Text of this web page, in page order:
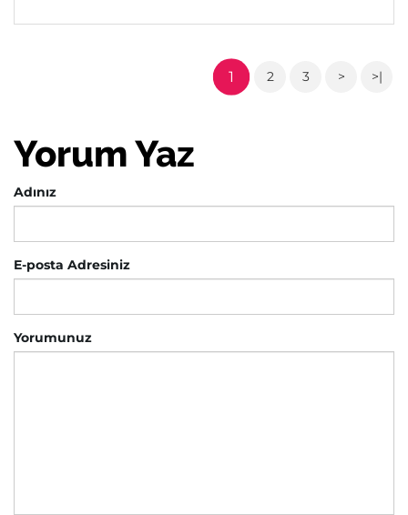
1 2 3 > >|
Yorum Yaz
Adınız
E-posta Adresiniz
Yorumunuz